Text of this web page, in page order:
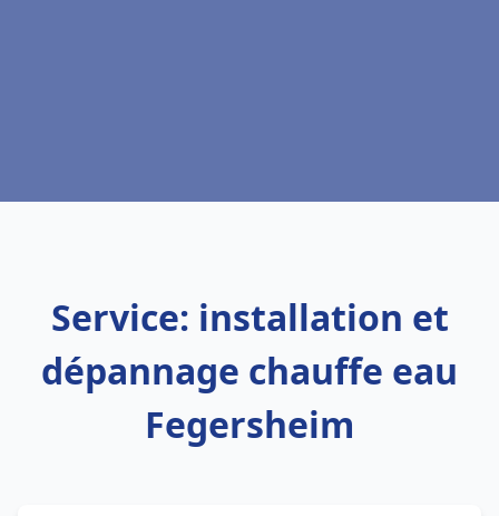
Service: installation et
dépannage chauffe eau
Fegersheim